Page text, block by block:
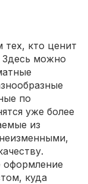
тех, кто ценит
можно
по
уже более
из
оформление
куда